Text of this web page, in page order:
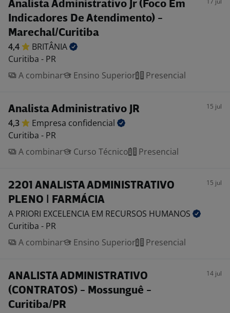
Analista Administrativo Jr (Foco Em
Indicadores De Atendimento) -
Marechal/Curitiba
4,4
BRITÂNIA
Curitiba - PR
A combinar
Ensino Superior Presencial
Analista Administrativo JR 15 jul
4,3 Empresa confidencial
Curitiba - PR
A combinar
Curso Técnico Presencial
2201 ANALISTA ADMINISTRATIVO
PLENO | FARMÁCIA
15 jul
A PRIORI EXCELENCIA EM RECURSOS HUMANOS
Curitiba - PR
A combinar
Ensino Superior Presencial
ANALISTA ADMINISTRATIVO
(CONTRATOS) - Mossunguê -
Curitiba/PR
14 jul